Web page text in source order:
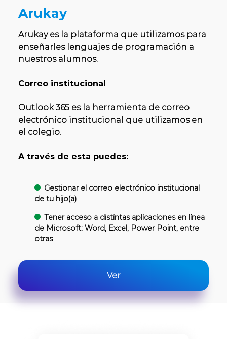
Arukay
Arukay es la plataforma que utilizamos para
enseñarles lenguajes de programación a
nuestros alumnos.
Correo institucional
Outlook 365 es la herramienta de correo
electrónico institucional que utilizamos en
el colegio.
A través de esta puedes:
Gestionar el correo electrónico institucional
de tu hijo(a)
Tener acceso a distintas aplicaciones en línea
de Microsoft: Word, Excel, Power Point, entre
otras
Ver